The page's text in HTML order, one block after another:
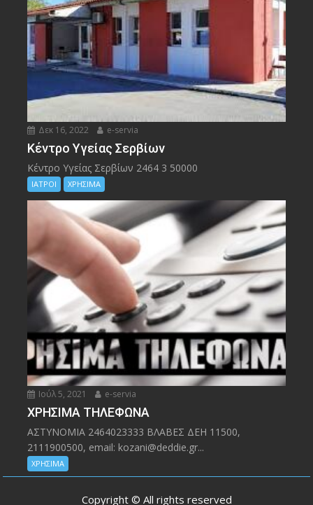
Δεκ 16, 2022 e-servia
Kέντρο Υγείας Σερβίων
Kέντρο Υγείας Σερβίων 2464 3 50000
ΙΑΤΡΟΙ ΧΡΗΣΙΜΑ
Ιούλ 5, 2021 e-servia
ΧΡΗΣΙΜΑ ΤΗΛΕΦΩΝΑ
ΑΣΤΥΝΟΜΙΑ 2464023333 ΒΛΑΒΕΣ ΔΕΗ 11500,
2111900500, email: kozani@deddie.gr...
ΧΡΗΣΙΜΑ
Copyright © All rights reserved